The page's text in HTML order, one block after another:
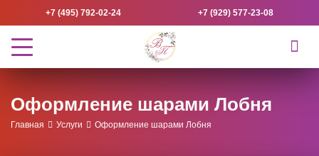
+7 (495) 792-02-24 +7 (929) 577-23-08
Оформление шарами Лобня
Главная Услуги Оформление шарами Лобня